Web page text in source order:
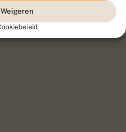
Weigeren